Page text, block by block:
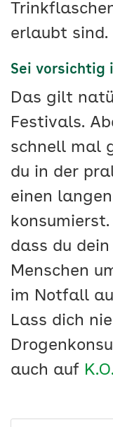
erlaubt sind.
Sei vorsichtig
Das gilt
Festivals.
schnell mal
du in der
einen
dass du
Menschen
im Notfall
Lass dich
auch auf